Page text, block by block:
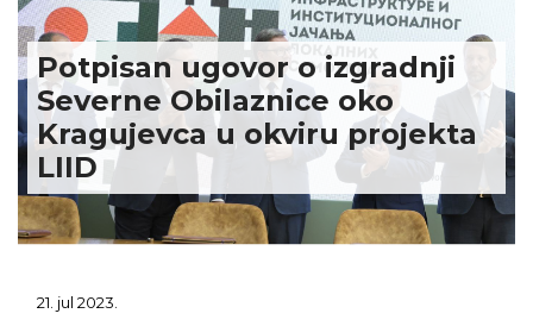
Potpisan ugovor o izgradnji
Severne Obilaznice oko
Kragujevca u okviru projekta
LIID
21. jul 2023.